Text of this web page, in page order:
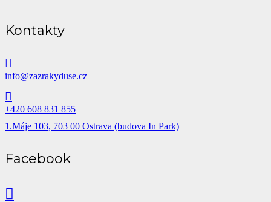
Kontakty
info@zazrakyduse.cz
+420 608 831 855